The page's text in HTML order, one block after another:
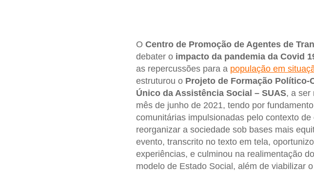
O Centro de Promoção de Agentes de
debater o impacto da pandemia da Covid
as repercussões para a população em
estruturou o Projeto de Formação Político-
Único da Assistência Social – SUAS, a ser
mês de junho de 2021, tendo por
comunitárias impulsionadas pelo contexto de
reorganizar a sociedade sob bases mais
evento, transcrito no texto em tela,
experiências, e culminou na realimentação
modelo de Estado Social, além de viabilizar